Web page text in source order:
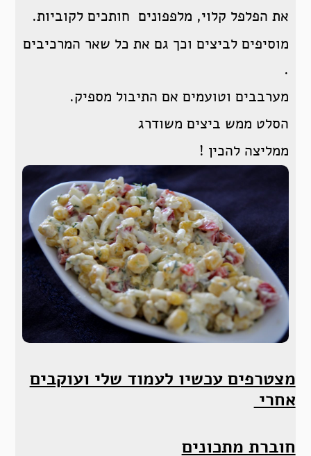
את הפלפל קלוי, מלפפונים חותכים לקוביות.
מוסיפים לביצים וכך גם את כל שאר המרכיבים
.
מערבבים וטועמים אם התיבול מספיק.
הסלט ממש ביצים משודרג
ממליצה להכין !
מצטרפים עכשיו לעמוד שלי ועוקבים
אחרי
חוברת מתכונים